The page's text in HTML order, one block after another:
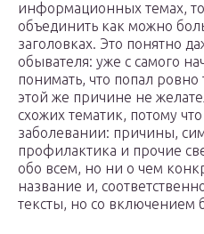
информационных темах,
объединить как можно
заголовках. Это понятно
обывателя: уже с самого
понимать, что попал
этой же причине не
схожих тематик, потому что
заболевании: причины,
профилактика и прочие
обо всем, но ни о чем
название и,
тексты, но со включением